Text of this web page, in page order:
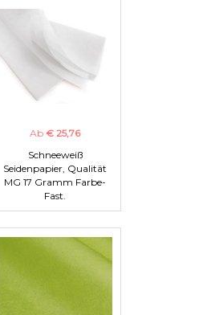
Ab € 25,76
Schneeweiß
Seidenpapier, Qualität
MG 17 Gramm Farbe-
Fast.